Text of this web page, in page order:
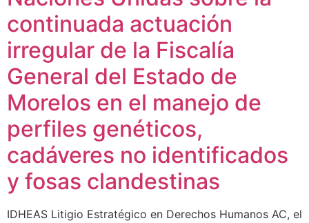
continuada actuación
irregular de la Fiscalía
General del Estado de
Morelos en el manejo de
perfiles genéticos,
cadáveres no identificados
y fosas clandestinas
IDHEAS Litigio Estratégico en Derechos Humanos AC, el